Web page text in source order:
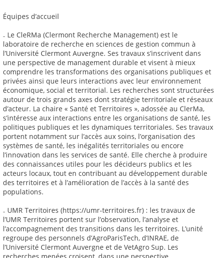
Équipes d’accueil
₋ Le CleRMa (Clermont Recherche Management) est le
laboratoire de recherche en sciences de gestion commun à
l’Université Clermont Auvergne. Ses travaux s’inscrivent dans
une perspective de management durable et visent à mieux
comprendre les transformations des organisations publiques et
privées ainsi que leurs interactions avec leur environnement
économique, social et territorial. Les recherches sont structurées
autour de trois grands axes dont stratégie territoriale et réseaux
d’acteur. La chaire « Santé et Territoires », adossée au ClerMa,
s’intéresse aux interactions entre les organisations de santé, les
politiques publiques et les dynamiques territoriales. Ses travaux
portent notamment sur l’accès aux soins, l’organisation des
systèmes de santé, les inégalités territoriales ou encore
l’innovation dans les services de santé. Elle cherche à produire
des connaissances utiles pour les décideurs publics et les
acteurs locaux, tout en contribuant au développement durable
des territoires et à l’amélioration de l’accès à la santé des
populations.
₋ UMR Territoires (https://umr-territoires.fr) : les travaux de
l’UMR Territoires portent sur l’observation, l’analyse et
l’accompagnement des transitions dans les territoires. L’unité
regroupe des personnels d’AgroParisTech, d’INRAE, de
l’Université Clermont Auvergne et de VetAgro Sup. Les